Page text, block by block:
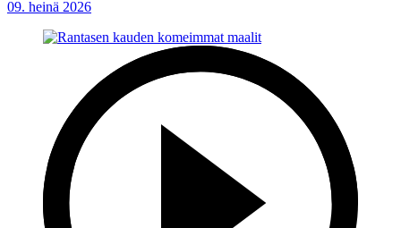
09. heinä 2026